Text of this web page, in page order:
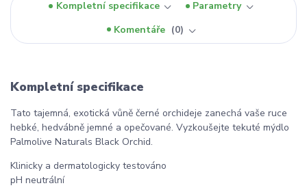
Kompletní specifikace
Parametry
Komentáře
0
Kompletní specifikace
Tato tajemná, exotická vůně černé orchideje zanechá vaše ruce
hebké, hedvábně jemné a opečované. Vyzkoušejte tekuté mýdlo
Palmolive Naturals Black Orchid.
Klinicky a dermatologicky testováno
pH neutrální